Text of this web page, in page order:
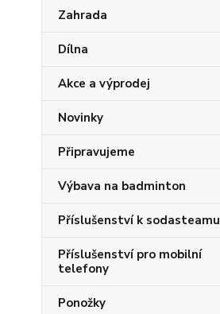
Zahrada
Dílna
Akce a výprodej
Novinky
Připravujeme
Výbava na badminton
Příslušenství k sodasteamu
Příslušenství pro mobilní
telefony
Ponožky